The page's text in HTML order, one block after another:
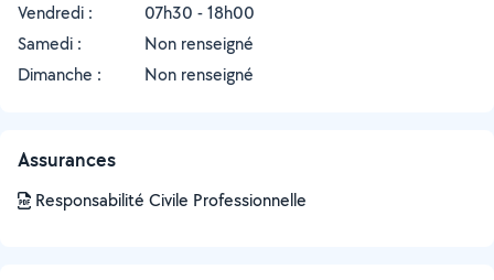
Vendredi :
07h30 - 18h00
Samedi :
Non renseigné
Dimanche :
Non renseigné
Assurances
Responsabilité Civile Professionnelle